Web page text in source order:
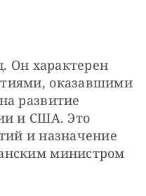
Он характерен
оказавшими
развитие
и США. Это
и назначение
министром